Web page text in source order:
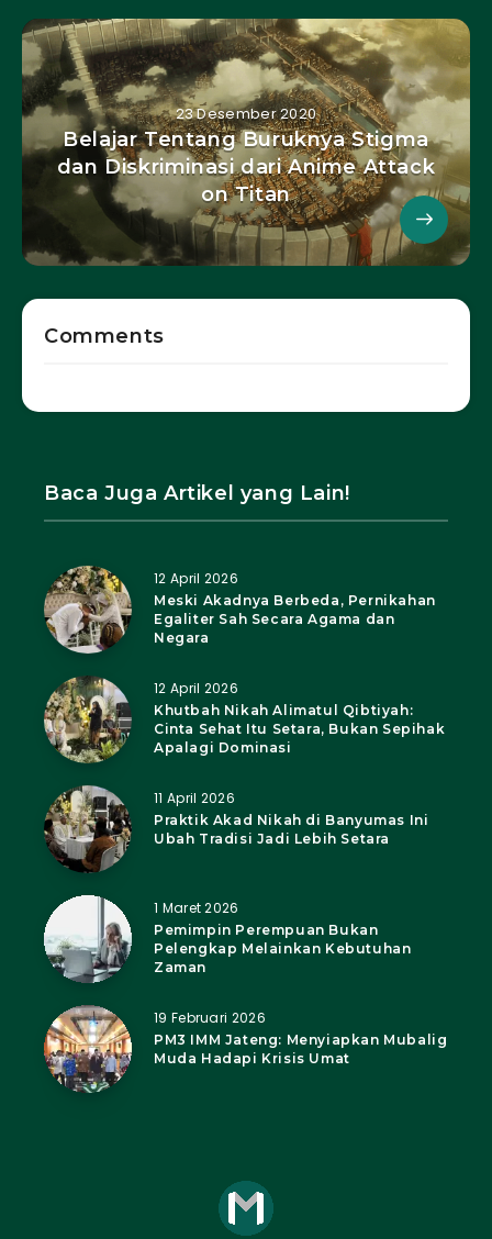
23 Desember 2020
Belajar Tentang Buruknya Stigma
dan Diskriminasi dari Anime Attack
on Titan
Comments
Baca Juga Artikel yang Lain!
12 April 2026
Meski Akadnya Berbeda, Pernikahan
Egaliter Sah Secara Agama dan
Negara
12 April 2026
Khutbah Nikah Alimatul Qibtiyah:
Cinta Sehat Itu Setara, Bukan Sepihak
Apalagi Dominasi
11 April 2026
Praktik Akad Nikah di Banyumas Ini
Ubah Tradisi Jadi Lebih Setara
1 Maret 2026
Pemimpin Perempuan Bukan
Pelengkap Melainkan Kebutuhan
Zaman
19 Februari 2026
PM3 IMM Jateng: Menyiapkan Mubalig
Muda Hadapi Krisis Umat